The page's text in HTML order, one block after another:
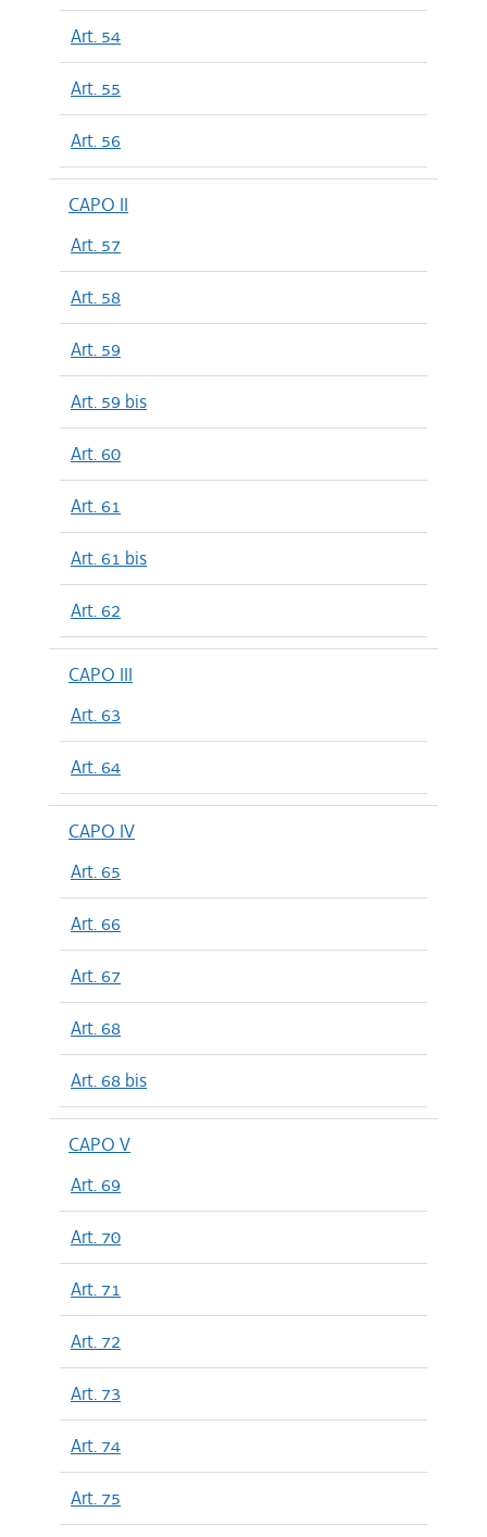
Art. 54
Art. 55
Art. 56
CAPO II
Art. 57
Art. 58
Art. 59
Art. 59 bis
Art. 60
Art. 61
Art. 61 bis
Art. 62
CAPO III
Art. 63
Art. 64
CAPO IV
Art. 65
Art. 66
Art. 67
Art. 68
Art. 68 bis
CAPO V
Art. 69
Art. 70
Art. 71
Art. 72
Art. 73
Art. 74
Art. 75